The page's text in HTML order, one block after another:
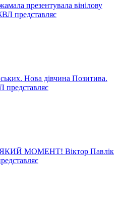
презентувала вінілову
представляє
Нова дівчина Позитива.
МОМЕНТ! Віктор Павлік